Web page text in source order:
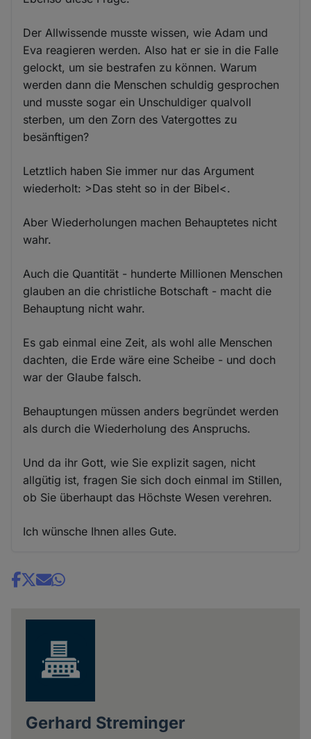
Der Allwissende musste wissen, wie Adam und
Eva reagieren werden. Also hat er sie in die Falle
gelockt, um sie bestrafen zu können. Warum
werden dann die Menschen schuldig gesprochen
und musste sogar ein Unschuldiger qualvoll
sterben, um den Zorn des Vatergottes zu
besänftigen?
Letztlich haben Sie immer nur das Argument
wiederholt: >Das steht so in der Bibel<.
Aber Wiederholungen machen Behauptetes nicht
wahr.
Auch die Quantität - hunderte Millionen Menschen
glauben an die christliche Botschaft - macht die
Behauptung nicht wahr.
Es gab einmal eine Zeit, als wohl alle Menschen
dachten, die Erde wäre eine Scheibe - und doch
war der Glaube falsch.
Behauptungen müssen anders begründet werden
als durch die Wiederholung des Anspruchs.
Und da ihr Gott, wie Sie explizit sagen, nicht
allgütig ist, fragen Sie sich doch einmal im Stillen,
ob Sie überhaupt das Höchste Wesen verehren.
Ich wünsche Ihnen alles Gute.
Share
Gerhard Streminger